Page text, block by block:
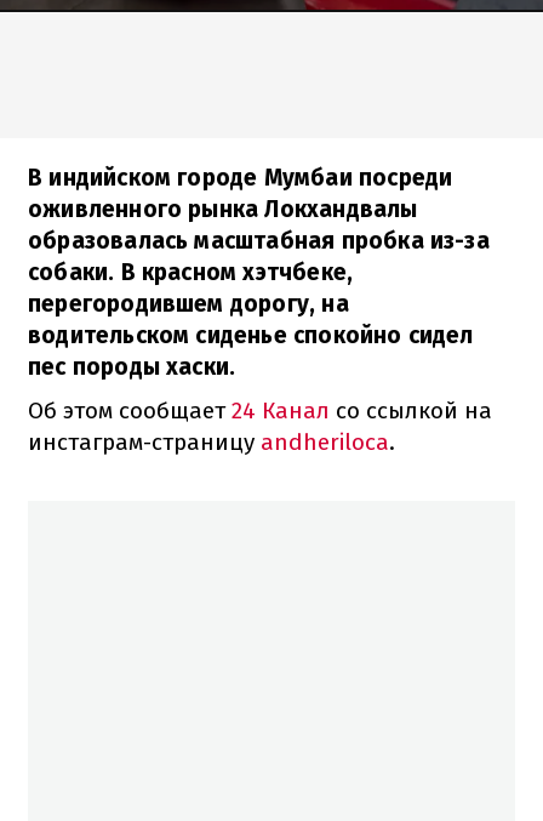
В индийском городе Мумбаи посреди
оживленного рынка Локхандвалы
образовалась масштабная пробка из-за
собаки. В красном хэтчбеке,
перегородившем дорогу, на
водительском сиденье спокойно сидел
пес породы хаски.
Об этом сообщает24 Канал со ссылкой на
инстаграм-страницу andheriloca.